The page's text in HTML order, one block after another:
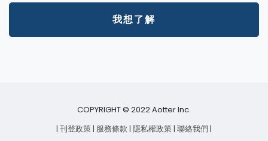
我想了解
COPYRIGHT © 2022 Aotter Inc.
| 刊登政策| 服務條款 | 隱私權政策| 聯絡我們 |